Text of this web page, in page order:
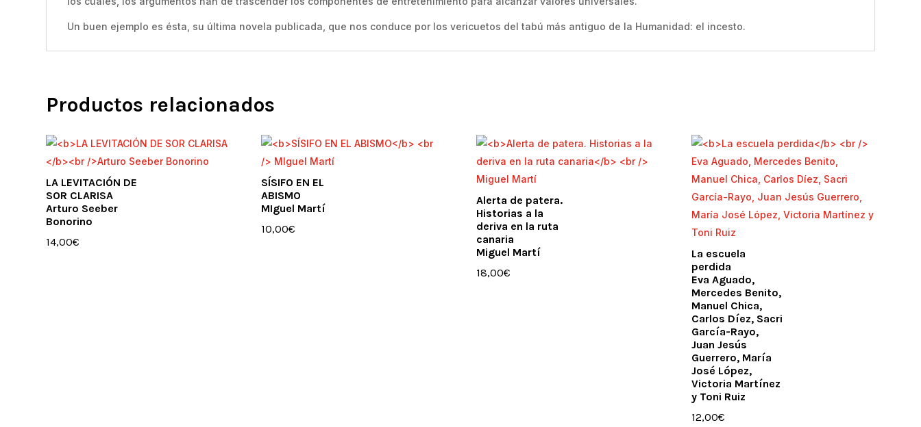
Un buen ejemplo es ésta, su última novela publicada, que nos conduce por los vericuetos del tabú más antiguo de la Humanidad: el incesto.
Productos relacionados
LA LEVITACIÓN DE
SOR CLARISA
Arturo Seeber
Bonorino
14,00€
SÍSIFO EN EL
ABISMO
MIguel Martí
10,00€
Alerta de patera.
Historias a la
deriva en la ruta
canaria
Miguel Martí
18,00€
La escuela
perdida
Eva Aguado,
Mercedes Benito,
Manuel Chica,
Carlos Díez, Sacri
García-Rayo,
Juan Jesús
Guerrero, María
José López,
Victoria Martínez
y Toni Ruiz
12,00€